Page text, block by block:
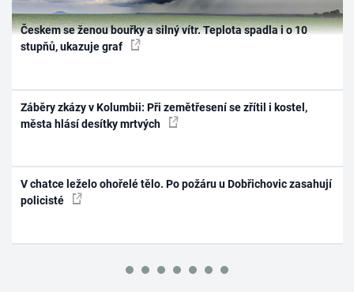
Českem se ženou bouřky a silný vítr. Teplota spadla i o 10
stupňů, ukazuje graf
Záběry zkázy v Kolumbii: Při zemětřesení se zřítil i kostel,
města hlásí desítky mrtvých
V chatce leželo ohořelé tělo. Po požáru u Dobřichovic zasahují
policisté